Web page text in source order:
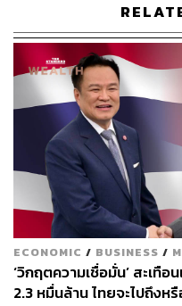
ต้องตัดกำไรบางส่วนมาตั้ง
เพิ่มขึ้น เพราะช่วงวิกฤตนี้
อาจกระทบความสามารถ
จำนวนหนี้เสียในระบบธนา
ถ้าดูครึ่งปีแรก 2563 ธนา
ที่สุดอยู่ที่ 17,611 ล้านบาท
ปี 2562 ที่มีกำไรสุทธิราว
2/63 มีการต้ังสำรองผลข
ที่ 9,734 ล้านบาท อันดับ 2
สุทธิอยู่ที่ 13,680 ล้านบา
เพราะทางธนาคารไม่มีกำไ
ล้อ’
ECONOMIC / BUSINESS /
‘วิกฤตความเชื่อมั่น’ สะเทื
2.3 หมื่นล้าน ไทยจะไปถึงห